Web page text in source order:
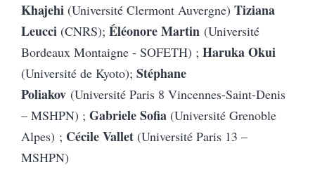
Khajehi (Université Clermont Auvergne) Tiziana
Leucci (CNRS); Éléonore Martin (Université
Bordeaux Montaigne - SOFETH) ; Haruka Okui
(Université de Kyoto); Stéphane
Poliakov (Université Paris 8 Vincennes-Saint-Denis
– MSHPN) ; Gabriele Sofia (Université Grenoble
Alpes) ; Cécile Vallet (Université Paris 13 –
MSHPN)